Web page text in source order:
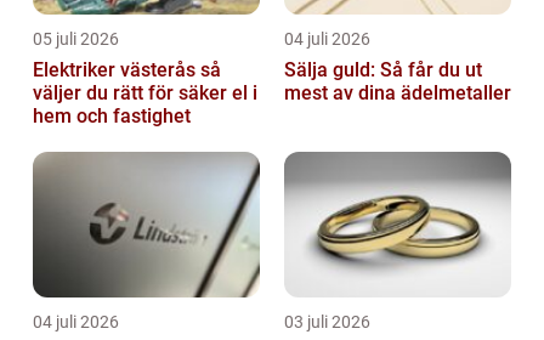
05 juli 2026
Elektriker västerås så
väljer du rätt för säker el i
hem och fastighet
04 juli 2026
Sälja guld: Så får du ut
mest av dina ädelmetaller
04 juli 2026 03 juli 2026